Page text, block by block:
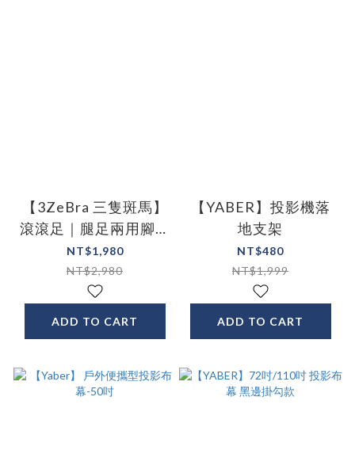
【3ZeBra 三隻斑馬】
滾滾足｜腿足兩用腳部
按摩器
NT$1,980
NT$2,980
ADD TO CART
【YABER】投影機落
地支架
NT$480
NT$1,999
ADD TO CART